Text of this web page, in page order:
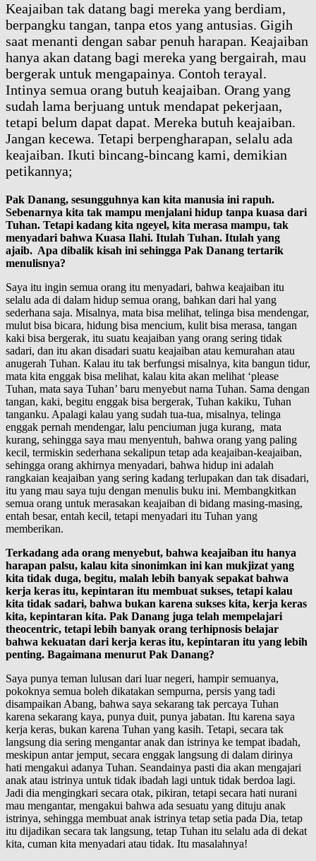
Keajaiban tak datang bagi mereka yang berdiam,
berpangku tangan, tanpa etos yang antusias. Gigih
saat menanti dengan sabar penuh harapan. Keajaiban
hanya akan datang bagi mereka yang bergairah, mau
bergerak untuk mengapainya. Contoh terayal.
Intinya semua orang butuh keajaiban. Orang yang
sudah lama berjuang untuk mendapat pekerjaan,
tetapi belum dapat dapat. Mereka butuh keajaiban.
Jangan kecewa. Tetapi berpengharapan, selalu ada
keajaiban. Ikuti bincang-bincang kami, demikian
petikannya;
Pak Danang, sesungguhnya kan kita manusia ini rapuh.
Sebenarnya kita tak mampu menjalani hidup tanpa kuasa dari
Tuhan. Tetapi kadang kita ngeyel, kita merasa mampu, tak
menyadari bahwa Kuasa Ilahi. Itulah Tuhan. Itulah yang
ajaib. Apa dibalik kisah ini sehingga Pak Danang tertarik
menulisnya?
Saya itu ingin semua orang itu menyadari, bahwa keajaiban itu
selalu ada di dalam hidup semua orang, bahkan dari hal yang
sederhana saja. Misalnya, mata bisa melihat, telinga bisa mendengar,
mulut bisa bicara, hidung bisa mencium, kulit bisa merasa, tangan
kaki bisa bergerak, itu suatu keajaiban yang orang sering tidak
sadari, dan itu akan disadari suatu keajaiban atau kemurahan atau
anugerah Tuhan. Kalau itu tak berfungsi misalnya, kita bangun tidur,
mata kita enggak bisa melihat, kalau kita akan melihat ‘please
Tuhan, mata saya Tuhan’ baru menyebut nama Tuhan. Sama dengan
tangan, kaki, begitu enggak bisa bergerak, Tuhan kakiku, Tuhan
tanganku. Apalagi kalau yang sudah tua-tua, misalnya, telinga
enggak pernah mendengar, lalu penciuman juga kurang, mata
kurang, sehingga saya mau menyentuh, bahwa orang yang paling
kecil, termiskin sederhana sekalipun tetap ada keajaiban-keajaiban,
sehingga orang akhirnya menyadari, bahwa hidup ini adalah
rangkaian keajaiban yang sering kadang terlupakan dan tak disadari,
itu yang mau saya tuju dengan menulis buku ini. Membangkitkan
semua orang untuk merasakan keajaiban di bidang masing-masing,
entah besar, entah kecil, tetapi menyadari itu Tuhan yang
memberikan.
Terkadang ada orang menyebut, bahwa keajaiban itu hanya
harapan palsu, kalau kita sinonimkan ini kan mukjizat yang
kita tidak duga, begitu, malah lebih banyak sepakat bahwa
kerja keras itu, kepintaran itu membuat sukses, tetapi kalau
kita tidak sadari, bahwa bukan karena sukses kita, kerja keras
kita, kepintaran kita. Pak Danang juga telah mempelajari
theocentric, tetapi lebih banyak orang terhipnosis belajar
bahwa kekuatan dari kerja keras itu, kepintaran itu yang lebih
penting. Bagaimana menurut Pak Danang?
Saya punya teman lulusan dari luar negeri, hampir semuanya,
pokoknya semua boleh dikatakan sempurna, persis yang tadi
disampaikan Abang, bahwa saya sekarang tak percaya Tuhan
karena sekarang kaya, punya duit, punya jabatan. Itu karena saya
kerja keras, bukan karena Tuhan yang kasih. Tetapi, secara tak
langsung dia sering mengantar anak dan istrinya ke tempat ibadah,
meskipun antar jemput, secara enggak langsung di dalam dirinya
hati mengakui adanya Tuhan. Seandainya pasti dia akan mengajari
anak atau istrinya untuk tidak ibadah lagi untuk tidak berdoa lagi.
Jadi dia mengingkari secara otak, pikiran, tetapi secara hati nurani
mau mengantar, mengakui bahwa ada sesuatu yang dituju anak
istrinya, sehingga membuat anak istrinya tetap setia pada Dia, tetap
itu dijadikan secara tak langsung, tetap Tuhan itu selalu ada di dekat
kita, cuman kita menyadari atau tidak. Itu masalahnya!